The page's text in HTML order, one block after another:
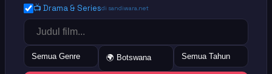
📺 Drama & Seriesdi sandiwara.net
Semua Genre 🌍 Botswana Semua Tahun